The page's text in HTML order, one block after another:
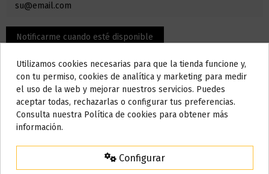
Do not show again.
AVISO IMPORTANTE
Nos tomamos unos días
Todos los pedidos realizados desde el
15% de descuento
Utilizamos cookies necesarias para que la tienda funcione y,
con tu permiso, cookies de analítica y marketing para medir
el uso de la web y mejorar nuestros servicios. Puedes
aceptar todas, rechazarlas o configurar tus preferencias.
Consulta nuestra Política de cookies para obtener más
información.
Configurar